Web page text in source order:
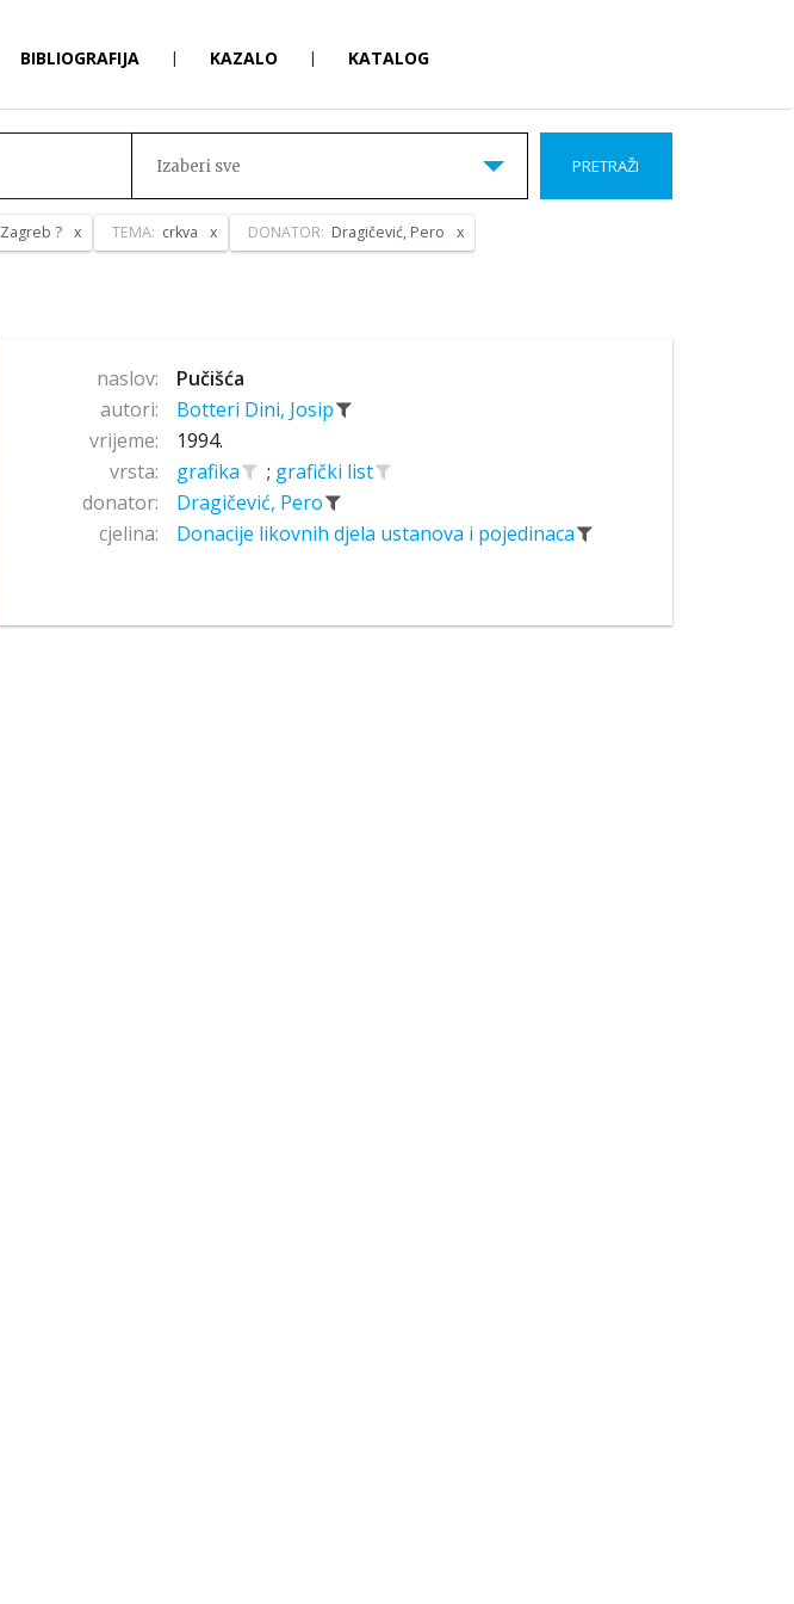
BIBLIOGRAFIJA | KAZALO | KATALOG
Izaberi sve PRETRAŽI
Zagreb ? TEMA: crkva DONATOR: Dragičević, Pero
naslov:
Pučišća
autori:
Botteri Dini, Josip
vrijeme:
1994.
vrsta:
grafika ; grafički list
donator:
Dragičević, Pero
cjelina:
Donacije likovnih djela ustanova i pojedinaca